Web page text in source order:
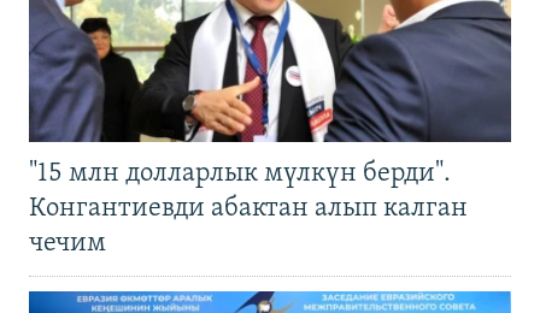
"15 млн долларлык мүлкүн берди".
Конгантиевди абактан алып калган
чечим